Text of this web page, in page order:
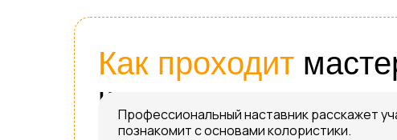
Как проходит
класс:
Профессиональный наставник расскажет
познакомит с основами колористики.